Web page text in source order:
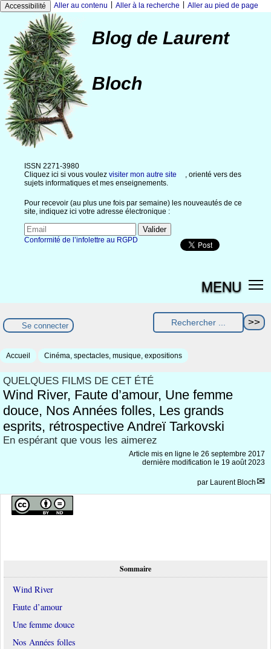
Accessibilité Aller au contenu Aller à la recherche Aller au pied de page
Blog de Laurent
Bloch
ISSN 2271-3980
Cliquez ici si vous voulez visiter mon autre site
, orienté vers des
sujets informatiques et mes enseignements.
Pour recevoir (au plus une fois par semaine) les nouveautés de ce
site, indiquez ici votre adresse électronique :
Conformité de l’infolettre au RGPD
MENU
Se connecter
Accueil Cinéma, spectacles, musique, expositions
QUELQUES FILMS DE CET ÉTÉ
Wind River, Faute d’amour, Une femme
douce, Nos Années folles, Les grands
esprits, rétrospective Andreï Tarkovski
En espérant que vous les aimerez
Article mis en ligne le 26 septembre 2017
dernière modification le 19 août 2023
par Laurent Bloch
Sommaire
Wind River
Faute d’amour
Une femme douce
Nos Années folles